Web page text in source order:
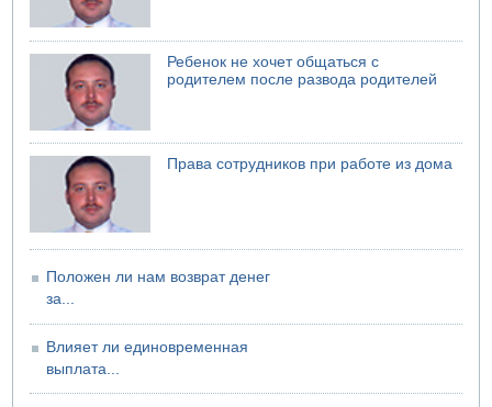
И еще иранские агенты
Арестованы двое подозреваемых в стрельбе по
электрической компании
06.08.2026 13:07
Возле Кирьят-Арбы пожар на местности
США не будут давить на Израиль в вопросе Ливана
06.08.2026 11:41
Трое подростков ограбили сексшоп в Холоне
Ребенок не хочет общаться с
родителем после развода родителей
Права сотрудников при работе из дома
Положен ли нам возврат денег
за...
Влияет ли единовременная
выплата...